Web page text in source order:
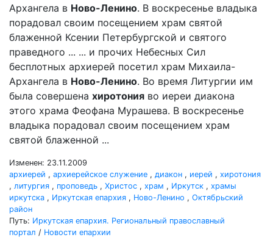
Архангела в Ново-Ленино. В воскресенье владыка
порадовал своим посещением храм святой
блаженной Ксении Петербургской и святого
праведного ... ... и прочих Небесных Сил
бесплотных архиерей посетил храм Михаила-
Архангела в Ново-Ленино. Во время Литургии им
была совершена хиротония во иереи диакона
этого храма Феофана Мурашева. В воскресенье
владыка порадовал своим посещением храм
святой блаженной ...
Изменен: 23.11.2009
архиерей , архиерейское служение , диакон , иерей , хиротония
, литургия , проповедь , Христос , храм , Иркутск , храмы
иркутска , Иркутская епархия , Ново-Ленино , Октябрьский
район
Путь: Иркутская епархия. Региональный православный
портал / Новости епархии